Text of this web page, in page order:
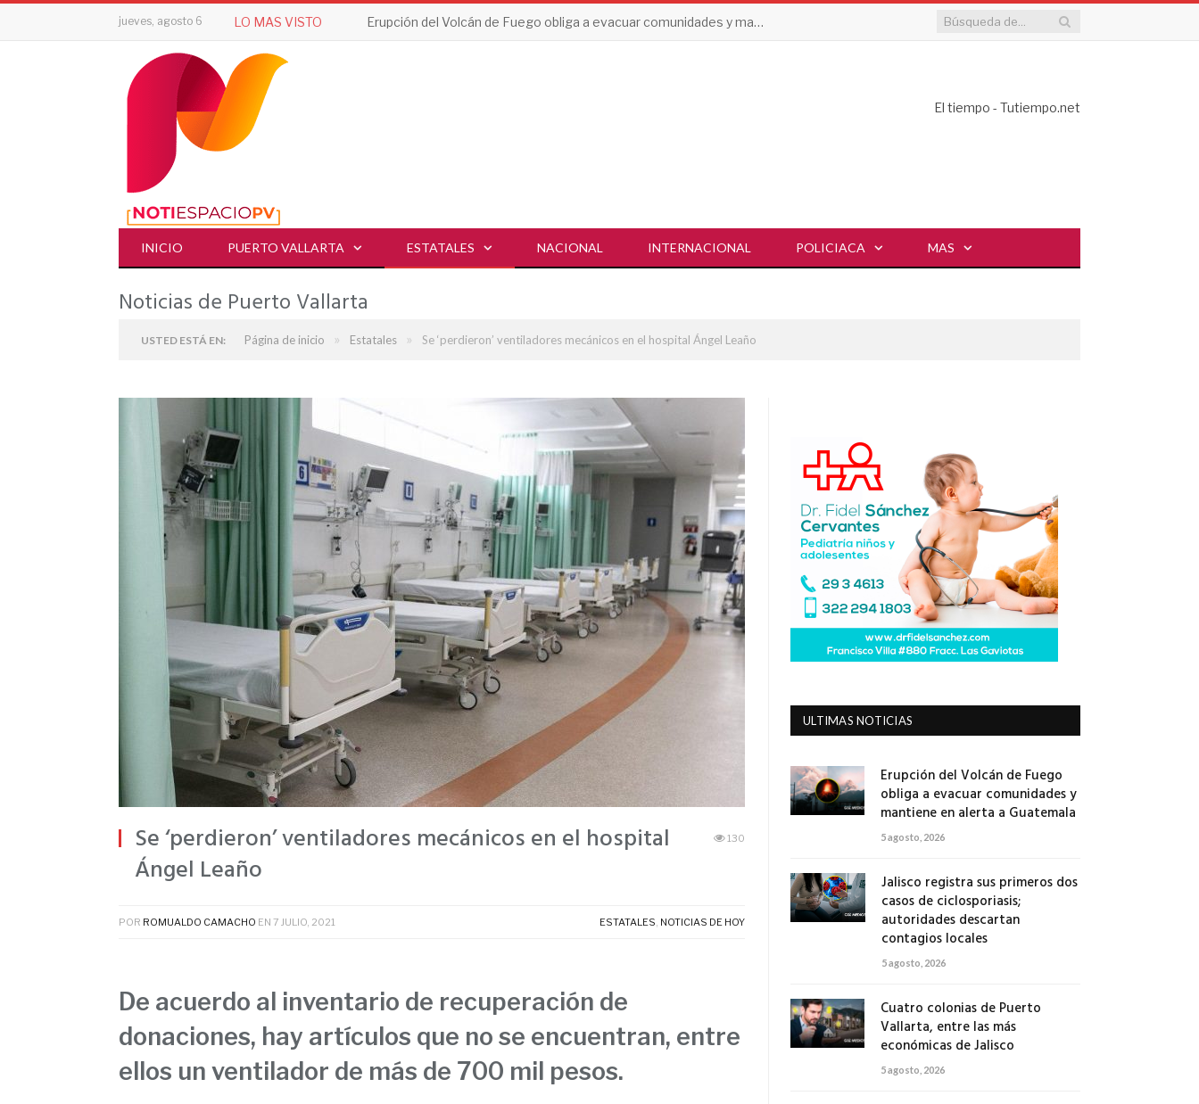
jueves, agosto 6 LO MAS VISTO Erupción del Volcán de Fuego obliga a evacuar comunidades y mantiene en alerta a Guatemala
El tiempo - Tutiempo.net
INICIO PUERTO VALLARTA ESTATALES NACIONAL INTERNACIONAL POLICIACA MAS
Noticias de Puerto Vallarta
USTED ESTÁ EN: Página de inicio » Estatales » Se ‘perdieron’ ventiladores mecánicos en el hospital Ángel Leaño
Se ‘perdieron’ ventiladores mecánicos en el hospital
Ángel Leaño
130
POR ROMUALDO CAMACHO EN 7 JULIO, 2021 ESTATALES, NOTICIAS DE HOY
De acuerdo al inventario de recuperación de
donaciones, hay artículos que no se encuentran, entre
ellos un ventilador de más de 700 mil pesos.
ULTIMAS NOTICIAS
Erupción del Volcán de Fuego
obliga a evacuar comunidades y
mantiene en alerta a Guatemala
5 agosto, 2026
Jalisco registra sus primeros dos
casos de ciclosporiasis;
autoridades descartan
contagios locales
5 agosto, 2026
Cuatro colonias de Puerto
Vallarta, entre las más
económicas de Jalisco
5 agosto, 2026